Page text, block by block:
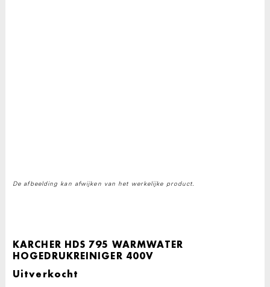
De afbeelding kan afwijken van het werkelijke product.
KARCHER HDS 795 WARMWATER
HOGEDRUKREINIGER 400V
Uitverkocht